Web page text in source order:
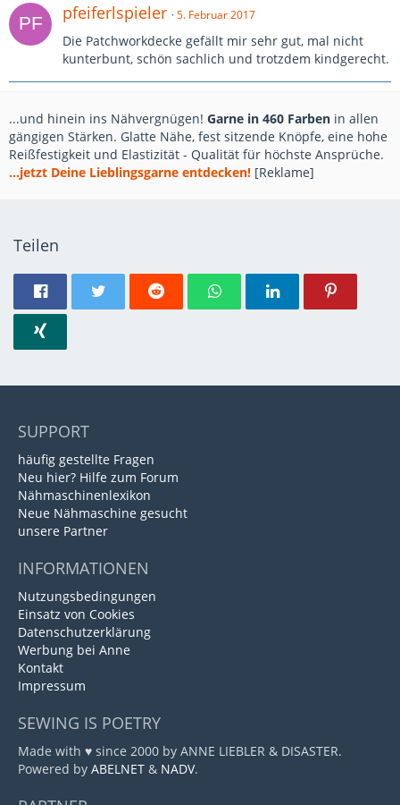
pfeiferlspieler 5. Februar 2017
Die Patchworkdecke gefällt mir sehr gut, mal nicht
kunterbunt, schön sachlich und trotzdem kindgerecht.
...und hinein ins Nähvergnügen! Garne in 460 Farben in allen
gängigen Stärken. Glatte Nähe, fest sitzende Knöpfe, eine hohe
Reißfestigkeit und Elastizität - Qualität für höchste Ansprüche.
...jetzt Deine Lieblingsgarne entdecken! [Reklame]
Teilen
SUPPORT
häufig gestellte Fragen
Neu hier? Hilfe zum Forum
Nähmaschinenlexikon
Neue Nähmaschine gesucht
unsere Partner
INFORMATIONEN
Nutzungsbedingungen
Einsatz von Cookies
Datenschutzerklärung
Werbung bei Anne
Kontakt
Impressum
SEWING IS POETRY
Made with ♥ since 2000 by ANNE LIEBLER & DISASTER.
Powered by ABELNET & NADV.